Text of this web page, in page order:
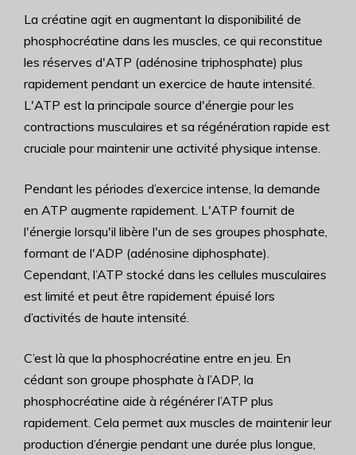
La créatine agit en augmentant la disponibilité de
phosphocréatine dans les muscles, ce qui reconstitue
les réserves d'ATP (adénosine triphosphate) plus
rapidement pendant un exercice de haute intensité.
L'ATP est la principale source d'énergie pour les
contractions musculaires et sa régénération rapide est
cruciale pour maintenir une activité physique intense.
Pendant les périodes d’exercice intense, la demande
en ATP augmente rapidement. L'ATP fournit de
l'énergie lorsqu'il libère l'un de ses groupes phosphate,
formant de l'ADP (adénosine diphosphate).
Cependant, l’ATP stocké dans les cellules musculaires
est limité et peut être rapidement épuisé lors
d’activités de haute intensité.
C’est là que la phosphocréatine entre en jeu. En
cédant son groupe phosphate à l’ADP, la
phosphocréatine aide à régénérer l’ATP plus
rapidement. Cela permet aux muscles de maintenir leur
production d’énergie pendant une durée plus longue,